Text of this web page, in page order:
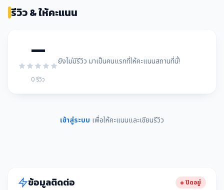
รีวิว & ให้คะแนน
—
0 รีวิว
ยังไม่มีรีวิว มาเป็นคนแรกที่ให้คะแนนสถานที่นี้!
เข้าสู่ระบบ เพื่อให้คะแนนและเขียนรีวิว
ข้อมูลติดต่อ ปิดอยู่